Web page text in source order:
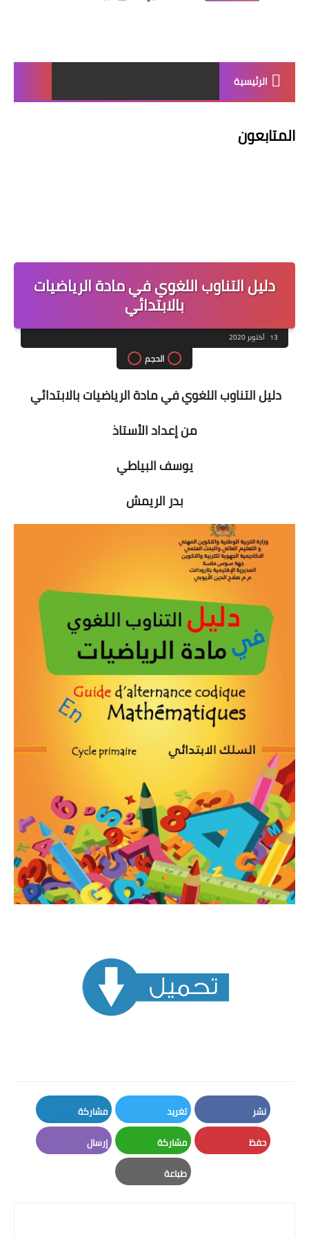
الرئيسية
المتابعون
دليل التناوب اللغوي في مادة الرياضيات
بالابتدائي
13 أكتوبر 2020
الحجم
دليل التناوب اللغوي في مادة الرياضيات بالابتدائي
من إعداد الأستاذ
يوسف البياطي
بدر الريمش
نشر
Facebook
تغريد
Twitter
مشاركة
LinkedIn
حفظ مشاركة
Whatsapp
إرسال
طباعة